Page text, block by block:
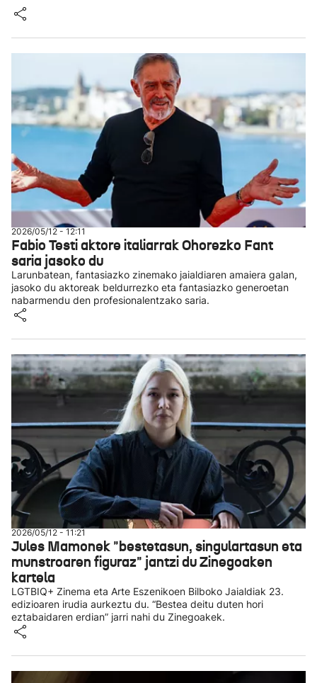
2026/05/12 - 12:11
Fabio Testi aktore italiarrak Ohorezko Fant
saria jasoko du
Larunbatean, fantasiazko zinemako jaialdiaren amaiera galan,
jasoko du aktoreak beldurrezko eta fantasiazko generoetan
nabarmendu den profesionalentzako saria.
2026/05/12 - 11:21
Jules Mamonek "bestetasun, singulartasun eta
munstroaren figuraz" jantzi du Zinegoaken
kartela
LGTBIQ+ Zinema eta Arte Eszenikoen Bilboko Jaialdiak 23.
edizioaren irudia aurkeztu du. “Bestea deitu duten hori
eztabaidaren erdian” jarri nahi du Zinegoakek.